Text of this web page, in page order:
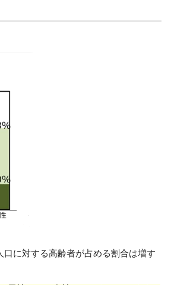
に対する高齢者が占める割合は増す